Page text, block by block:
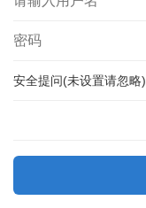
安全提问(未设置请忽略)